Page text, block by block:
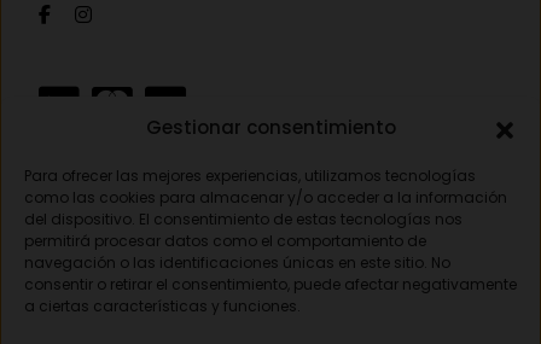
Gestionar consentimiento
Para ofrecer las mejores experiencias, utilizamos tecnologías
como las cookies para almacenar y/o acceder a la información
del dispositivo. El consentimiento de estas tecnologías nos
permitirá procesar datos como el comportamiento de
navegación o las identificaciones únicas en este sitio. No
consentir o retirar el consentimiento, puede afectar negativamente
a ciertas características y funciones.
Formas de pago
Aviso legal
Política de privacidad
Política de cookies